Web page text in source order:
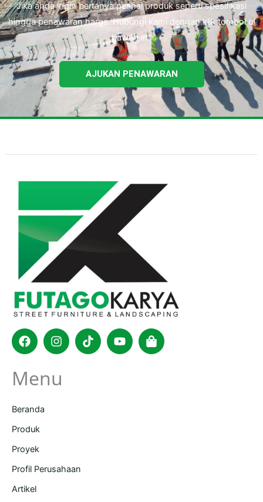
Jika anda ingin bertanya perihal produk seperti spesifikasi
hingga penawaran harga. Hubungi kami dengan klik tombol di
bawah ini.
AJUKAN PENAWARAN
FacebookInstagram
TiktokYoutubeShopping-
bag
Menu
Beranda
Produk
Proyek
Profil Perusahaan
Artikel